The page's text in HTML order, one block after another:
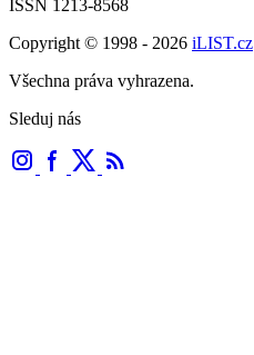
ISSN 1213-8568
Copyright © 1998 - 2026 iLIST.cz
Všechna práva vyhrazena.
Sleduj nás